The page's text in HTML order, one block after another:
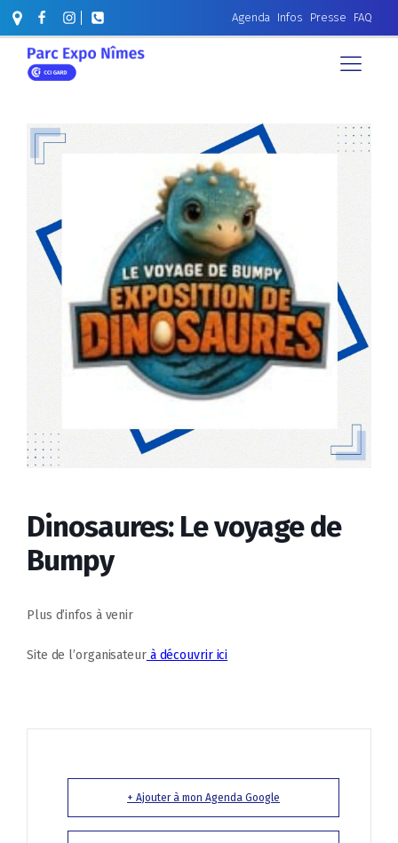
Agenda Infos Presse FAQ
Dinosaures: Le voyage de
Bumpy
Plus d’infos à venir
Site de l’organisateurà découvrir ici
+ Ajouter à mon Agenda Google